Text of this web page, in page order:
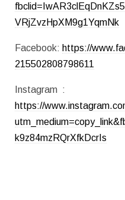
VRjZvzHpXM9g1YqmNk
Facebook: https://
215502808798611
Instagram :
https://
k9z84mzRQrXfkDcrIs